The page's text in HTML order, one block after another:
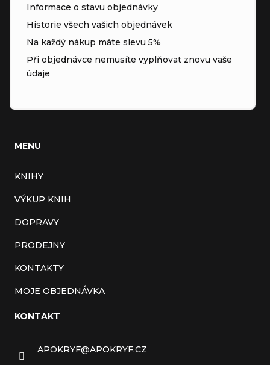
Informace o stavu objednávky
Historie všech vašich objednávek
Na každý nákup máte slevu 5%
Při objednávce nemusíte vyplňovat znovu vaše
údaje
MENU
KNIHY
VÝKUP KNIH
DOPRAVY
PRODEJNY
KONTAKTY
MOJE OBJEDNÁVKA
KONTAKT
APOKRYF@APOKRYF.CZ